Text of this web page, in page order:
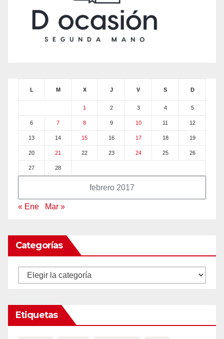
febrero 2017
L M X J V S D
1 2 3 4 5
6 7 8 9 10 11 12
13 14 15 16 17 18 19
20 21 22 23 24 25 26
27 28
« Ene Mar »
Categorías
Categorías
Etiquetas